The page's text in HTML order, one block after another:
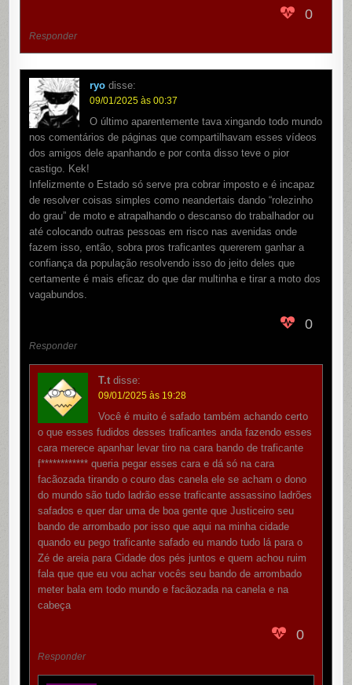
0
Responder
ryo disse:
09/01/2025 às 00:37
O último aparentemente tava xingando todo mundo
nos comentários de páginas que compartilhavam esses vídeos
dos amigos dele apanhando e por conta disso teve o pior
castigo. Kek!
Infelizmente o Estado só serve pra cobrar imposto e é incapaz
de resolver coisas simples como neandertais dando “rolezinho
do grau” de moto e atrapalhando o descanso do trabalhador ou
até colocando outras pessoas em risco nas avenidas onde
fazem isso, então, sobra pros traficantes quererem ganhar a
confiança da população resolvendo isso do jeito deles que
certamente é mais eficaz do que dar multinha e tirar a moto dos
vagabundos.
0
Responder
T.t disse:
09/01/2025 às 19:28
Você é muito é safado também achando certo
o que esses fudidos desses traficantes anda fazendo esses
cara merece apanhar levar tiro na cara bando de traficante
f************ queria pegar esses cara e dá só na cara
facãozada tirando o couro das canela ele se acham o dono
do mundo são tudo ladrão esse traficante assassino ladrões
safados e quer dar uma de boa gente que Justiceiro seu
bando de arrombado por isso que aqui na minha cidade
quando eu pego traficante safado eu mando tudo lá para o
Zé de areia para Cidade dos pés juntos e quem achou ruim
fala que que eu vou achar vocês seu bando de arrombado
meter bala em todo mundo e facãozada na canela e na
cabeça
0
Responder